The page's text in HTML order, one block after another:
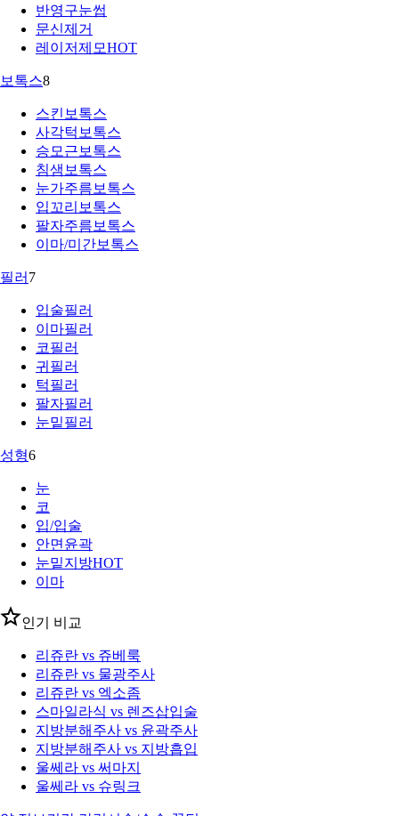
반영구눈썹
문신제거
레이저제모HOT
보톡스8
스킨보톡스
사각턱보톡스
승모근보톡스
침샘보톡스
눈가주름보톡스
입꼬리보톡스
팔자주름보톡스
이마/미간보톡스
필러 7
입술필러
이마필러
코필러
귀필러
턱필러
팔자필러
눈밑필러
성형6
눈
코
입/입술
안면윤곽
눈밑지방HOT
이마
인기 비교
리쥬란 vs 쥬베룩
리쥬란 vs 물광주사
리쥬란 vs 엑소좀
스마일라식 vs 렌즈삽입술
지방분해주사 vs 윤곽주사
지방분해주사 vs 지방흡입
울쎄라 vs 써마지
울쎄라 vs 슈링크